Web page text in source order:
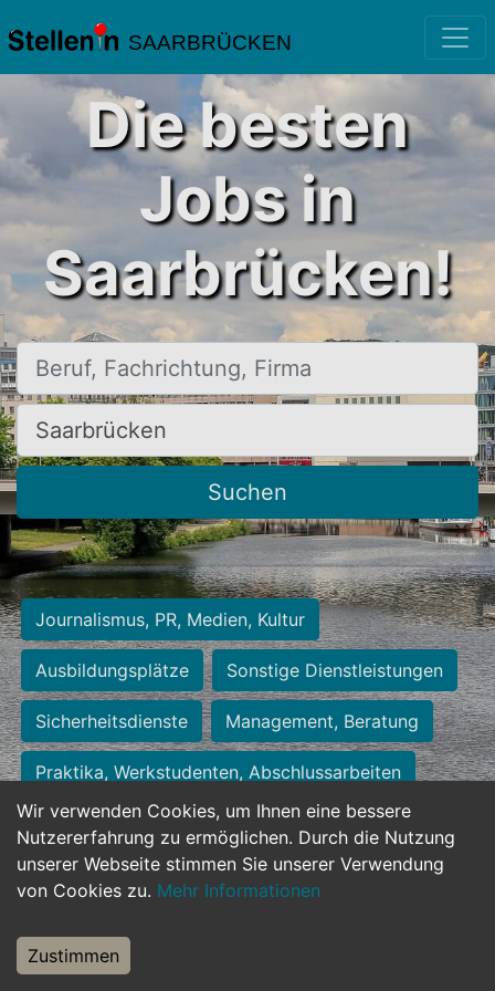
SAARBRÜCKEN
Wir verwenden Cookies, um Ihnen eine bessere
Nutzererfahrung zu ermöglichen. Durch die Nutzung
unserer Webseite stimmen Sie unserer Verwendung
von Cookies zu. Mehr Informationen
Zustimmen
Die besten
Jobs in
Saarbrücken!
Beruf, Fachrichtung, Firma
Ort, Stadt
Suchen
Journalismus, PR, Medien, Kultur
Ausbildungsplätze Sonstige Dienstleistungen
Sicherheitsdienste Management, Beratung
Praktika, Werkstudenten, Abschlussarbeiten
Personalwesen Assistenz, Sekretariat
Hilfskräfte, Aushilfs- und Nebenjobs
Weiterbildung, Studium, duale Ausbildung